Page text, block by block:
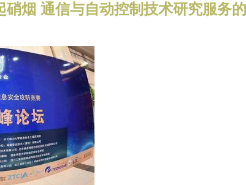
烟 通信与自动控制技术研究服务